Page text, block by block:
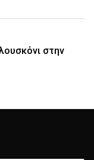
στην